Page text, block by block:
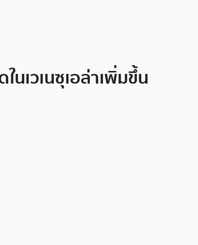
เวเนซุเอล่าเพิ่มขึ้น